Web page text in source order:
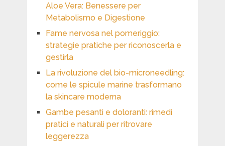
Aloe Vera: Benessere per
Metabolismo e Digestione
Fame nervosa nel pomeriggio:
strategie pratiche per riconoscerla e
gestirla
La rivoluzione del bio-microneedling:
come le spicule marine trasformano
la skincare moderna
Gambe pesanti e doloranti: rimedi
pratici e naturali per ritrovare
leggerezza